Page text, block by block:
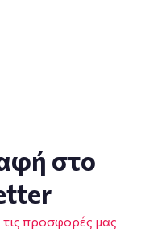
στο
τις προσφορές μας